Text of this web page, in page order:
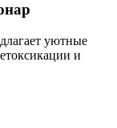
уютные
и